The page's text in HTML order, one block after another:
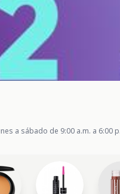
a sábado de 9:00 a.m. a 6:00